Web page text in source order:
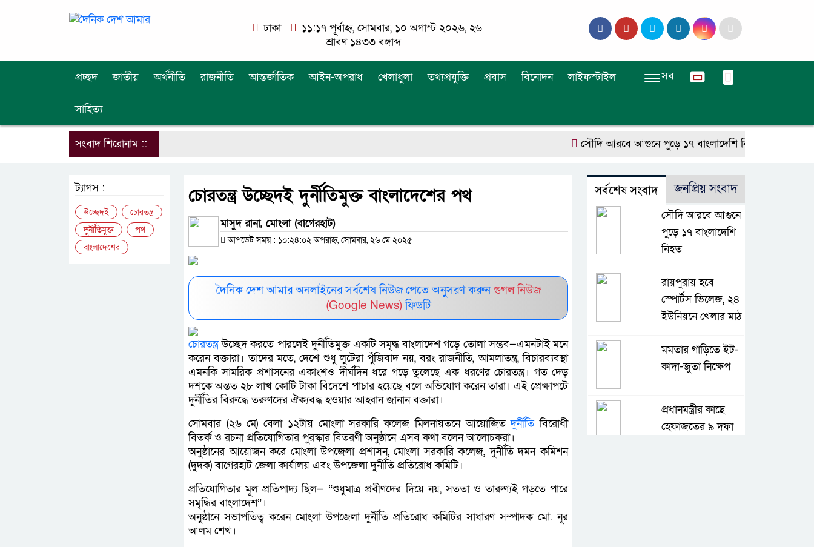
ঢাকা
১১:১৭ পূর্বাহ্ন, সোমবার, ১০ অগাস্ট ২০২৬, ২৬
শ্রাবণ ১৪৩৩ বঙ্গাব্দ
প্রচ্ছদ জাতীয় অর্থনীতি রাজনীতি আন্তর্জাতিক আইন-অপরাধ খেলাধুলা তথ্যপ্রযুক্তি প্রবাস বিনোদন লাইফস্টাইল
সাহিত্য
সব
সংবাদ শিরোনাম :: সৌদি আরবে আগুনে পুড়ে ১৭ বাংলাদেশি নিহত
চোরতন্ত্র উচ্ছেদই দুর্নীতিমুক্ত বাংলাদেশের পথ
মাসুদ রানা, মোংলা (বাগেরহাট)
আপডেট সময় : ১০:২৪:০২ অপরাহ্ন, সোমবার, ২৬ মে ২০২৫
দৈনিক দেশ আমার অনলাইনের সর্বশেষ নিউজ পেতে অনুসরণ করুনগুগল নিউজ
(Google News) ফিডটি
চোরতন্ত্রউচ্ছেদ করতে পারলেই দুর্নীতিমুক্ত একটি সমৃদ্ধ বাংলাদেশ গড়ে তোলা সম্ভব—এমনটাই মনে
করেন বক্তারা। তাদের মতে, দেশে শুধু লুটেরা পুঁজিবাদ নয়, বরং রাজনীতি, আমলাতন্ত্র, বিচারব্যবস্থা
এমনকি সামরিক প্রশাসনের একাংশও দীর্ঘদিন ধরে গড়ে তুলেছে এক ধরণের চোরতন্ত্র। গত দেড়
দশকে অন্তত ২৮ লাখ কোটি টাকা বিদেশে পাচার হয়েছে বলে অভিযোগ করেন তারা। এই প্রেক্ষাপটে
দুর্নীতির বিরুদ্ধে তরুণদের ঐক্যবদ্ধ হওয়ার আহ্বান জানান বক্তারা।
সোমবার (২৬ মে) বেলা ১২টায় মোংলা সরকারি কলেজ মিলনায়তনে আয়োজিতদুর্নীতিবিরোধী
বিতর্ক ও রচনা প্রতিযোগিতার পুরস্কার বিতরণী অনুষ্ঠানে এসব কথা বলেন আলোচকরা।
অনুষ্ঠানের আয়োজন করে মোংলা উপজেলা প্রশাসন, মোংলা সরকারি কলেজ, দুর্নীতি দমন কমিশন
(দুদক) বাগেরহাট জেলা কার্যালয় এবং উপজেলা দুর্নীতি প্রতিরোধ কমিটি।
প্রতিযোগিতার মূল প্রতিপাদ্য ছিল— “শুধুমাত্র প্রবীণদের দিয়ে নয়, সততা ও তারুণ্যই গড়তে পারে
সমৃদ্ধির বাংলাদেশ”।
অনুষ্ঠানে সভাপতিত্ব করেন মোংলা উপজেলা দুর্নীতি প্রতিরোধ কমিটির সাধারণ সম্পাদক মো. নূর
আলম শেখ।
ট্যাগস :
উচ্ছেদই
চোরতন্ত্র
দুর্নীতিমুক্ত
পথ
বাংলাদেশের
সর্বশেষ সংবাদ জনপ্রিয় সংবাদ
সৌদি আরবে আগুনে
পুড়ে ১৭ বাংলাদেশি
নিহত
রায়পুরায় হবে
স্পোর্টস ভিলেজ, ২৪
ইউনিয়নে খেলার মাঠ
মমতার গাড়িতে ইট-
কাদা-জুতা নিক্ষেপ
প্রধানমন্ত্রীর কাছে
হেফাজতের ৯ দফা